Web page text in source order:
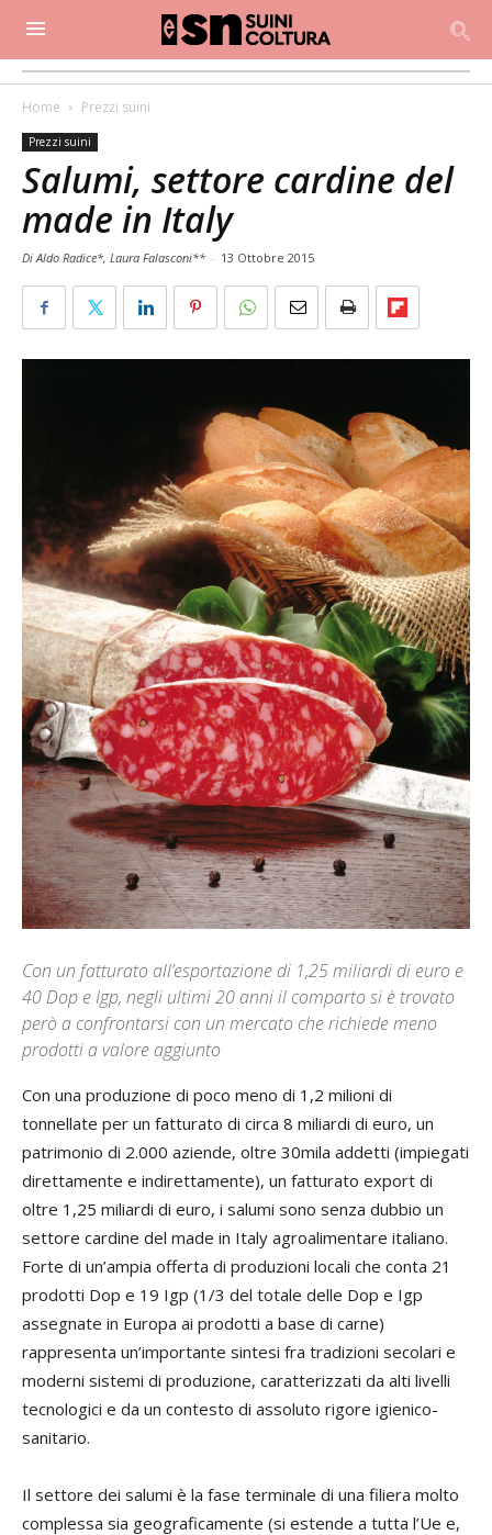
Home Prezzi suini
Prezzi suini
Salumi, settore cardine del
made in Italy
Di Aldo Radice*, Laura Falasconi** - 13 Ottobre 2015
Con un fatturato all’esportazione di 1,25 miliardi di euro e
40 Dop e Igp, negli ultimi 20 anni il comparto si è trovato
però a confrontarsi con un mercato che richiede meno
prodotti a valore aggiunto
Con una produzione di poco meno di 1,2 milioni di
tonnellate per un fatturato di circa 8 miliardi di euro, un
patrimonio di 2.000 aziende, oltre 30mila addetti (impiegati
direttamente e indirettamente), un fatturato export di
oltre 1,25 miliardi di euro, i salumi sono senza dubbio un
settore cardine del made in Italy agroalimentare italiano.
Forte di un’ampia offerta di produzioni locali che conta 21
prodotti Dop e 19 Igp (1/3 del totale delle Dop e Igp
assegnate in Europa ai prodotti a base di carne)
rappresenta un’importante sintesi fra tradizioni secolari e
moderni sistemi di produzione, caratterizzati da alti livelli
tecnologici e da un contesto di assoluto rigore igienico-
sanitario.
Il settore dei salumi è la fase terminale di una filiera molto
complessa sia geograficamente (si estende a tutta l’Ue e,